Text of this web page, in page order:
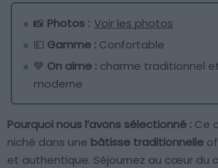
📸 Photos : Voir les photos
💶 Gamme : Confortable
💙 On aime : charme traditionnel
moderne
Pourquoi nous l’avons sélectionné : Ce
niché dans une bâtisse traditionnelle
et authentique. Séjournez au cœur du